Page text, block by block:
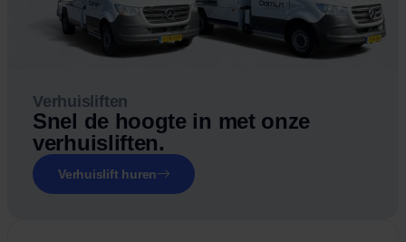
Verhuisliften
Snel de hoogte in met onze
verhuisliften.
Verhuislift huren